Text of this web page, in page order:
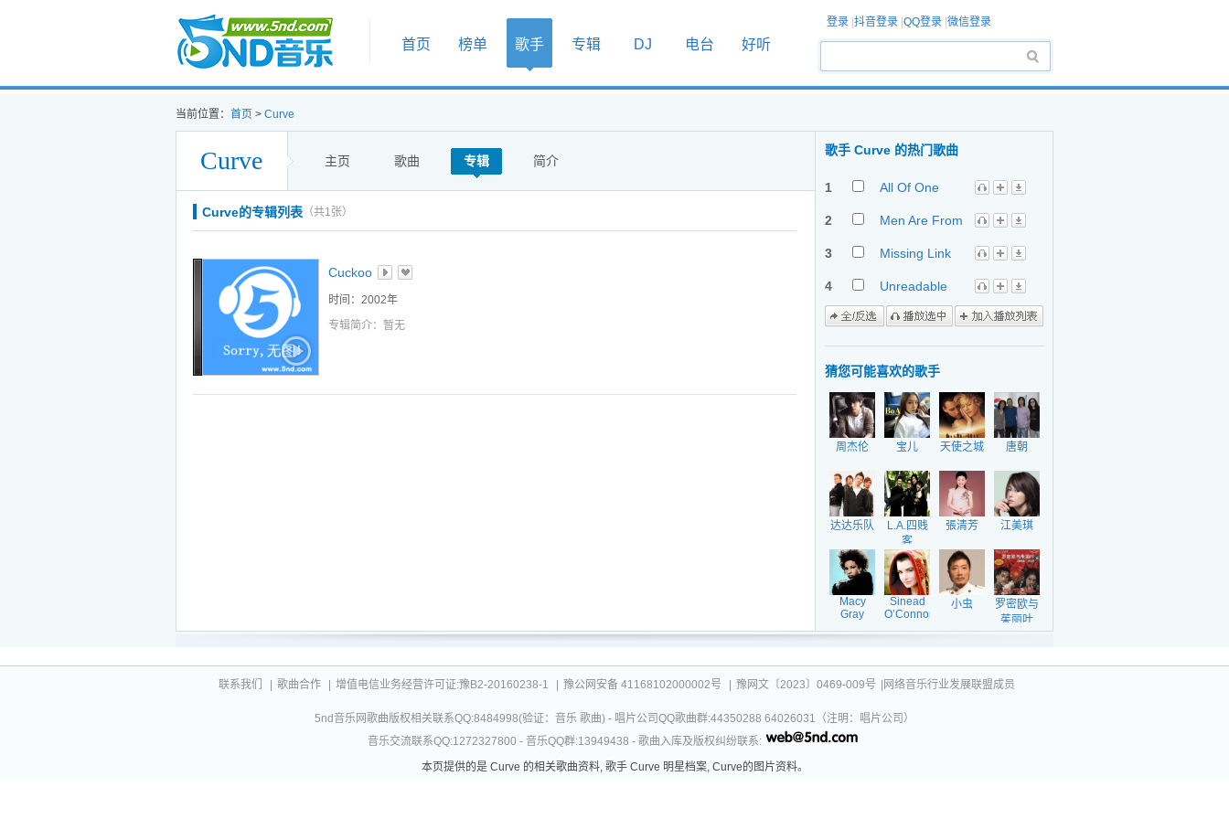
首页
首页 榜单 歌手 专辑 DJ 电台 好听
登录 抖音登录 QQ登录 微信登录
当前位置： 首页 > Curve
Curve 主页 歌曲 专辑 简介
Curve的专辑列表 （共1张）
Cuckoo
时间：2002年
专辑简介：暂无
歌手 Curve 的热门歌曲
1 All Of One
2
Men Are From
Are From
3 Missing Link
4
Unreadable
猜您可能喜欢的歌手
周杰伦 宝儿 天使之城 唐朝
达达乐队
L.A.四贱
客
張清芳 江美琪
Macy
Gray
Sinead
O’Connor
小虫
罗密欧与
茱丽叶
联系我们 歌曲合作 增值电信业务经营许可证:豫B2-20160238-1 豫公网安备 41168102000002号 豫网文〔2023〕0469-009号 |网络音乐行业发展联盟成员
5nd音乐网歌曲版权相关联系QQ:8484998(验证：音乐 歌曲) - 唱片公司QQ歌曲群:44350288 64026031（注明：唱片公司）
音乐交流联系QQ:1272327800 - 音乐QQ群:13949438 - 歌曲入库及版权纠纷联系:
本页提供的是 Curve 的相关歌曲资料, 歌手 Curve 明星档案, Curve的图片资料。